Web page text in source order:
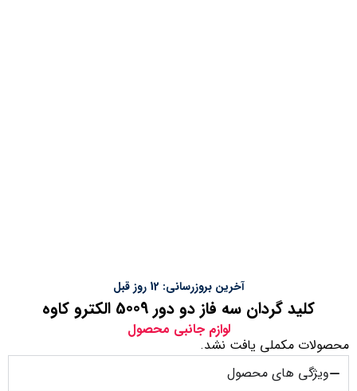
آخرین بروزرسانی: 12 روز قبل
کلید گردان سه فاز دو دور 5009 الکترو کاوه
لوازم جانبی محصول
محصولات مکملی یافت نشد.
ویژگی های محصول